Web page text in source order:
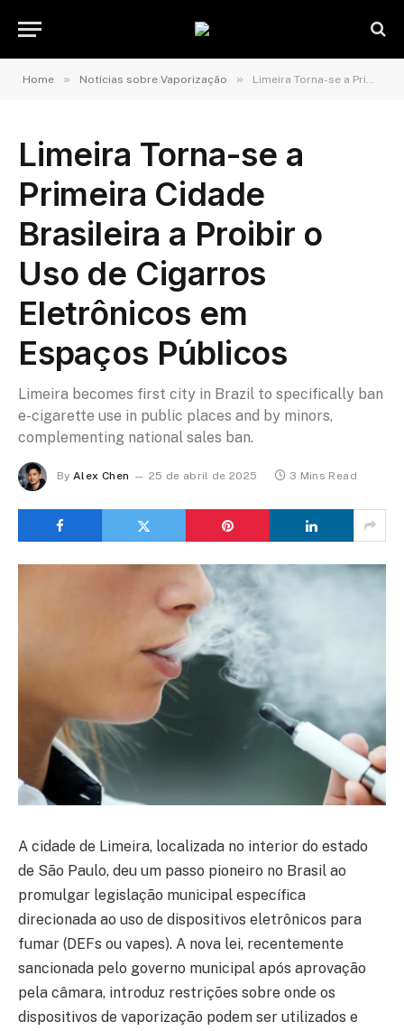
Home » Notícias sobre Vaporização » Limeira Torna-se a Primeira Cidade Brasileira a Proibir o Uso de Cigarros Eletrônicos em Espaços Públicos
Limeira Torna-se a
Primeira Cidade
Brasileira a Proibir o
Uso de Cigarros
Eletrônicos em
Espaços Públicos
Limeira becomes first city in Brazil to specifically ban
e-cigarette use in public places and by minors,
complementing national sales ban.
By Alex Chen 25 de abril de 2025 3 Mins Read
A cidade de Limeira, localizada no interior do estado
de São Paulo, deu um passo pioneiro no Brasil ao
promulgar legislação municipal específica
direcionada ao uso de dispositivos eletrônicos para
fumar (DEFs ou vapes). A nova lei, recentemente
sancionada pelo governo municipal após aprovação
pela câmara, introduz restrições sobre onde os
dispositivos de vaporização podem ser utilizados e